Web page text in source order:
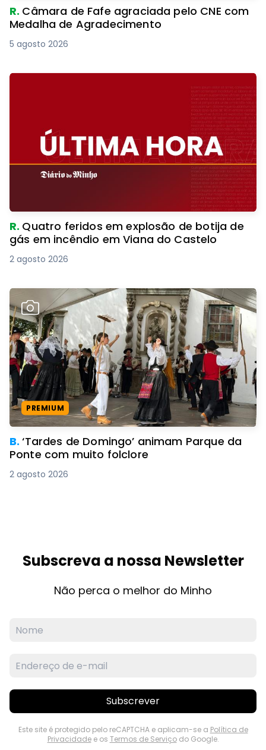
R. Câmara de Fafe agraciada pelo CNE com
Medalha de Agradecimento
5 agosto 2026
R. Quatro feridos em explosão de botija de
gás em incêndio em Viana do Castelo
2 agosto 2026
PREMIUM
B.‘Tardes de Domingo’ animam Parque da
Ponte com muito folclore
2 agosto 2026
Subscreva a nossa Newsletter
Não perca o melhor do Minho
Subscrever
Este site é protegido pelo reCAPTCHA e aplicam-se a Política de
Privacidadee os Termos de Serviçodo Google.